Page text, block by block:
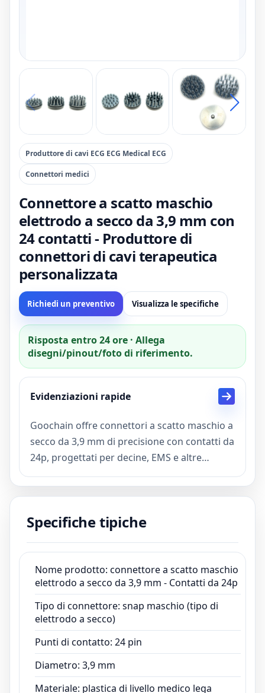
Produttore di cavi ECG ECG Medical ECG
Connettori medici
Connettore a scatto maschio
elettrodo a secco da 3,9 mm con
24 contatti - Produttore di
connettori di cavi terapeutica
personalizzata
Richiedi un preventivo Visualizza le specifiche
Risposta entro 24 ore · Allega
disegni/pinout/foto di riferimento.
Evidenziazioni rapide
Goochain offre connettori a scatto maschio a
secco da 3,9 mm di precisione con contatti da
24p, progettati per decine, EMS e altre
applicazioni di elettroterapia. Come
produttore leader con sede a
soluzioni OEM e ODM su misura per le
Specifiche tipiche
Nome prodotto: connettore a scatto maschio
elettrodo a secco da 3,9 mm - Contatti da 24p
Tipo di connettore: snap maschio (tipo di
elettrodo a secco)
Punti di contatto: 24 pin
Diametro: 3,9 mm
Materiale: plastica di livello medico lega